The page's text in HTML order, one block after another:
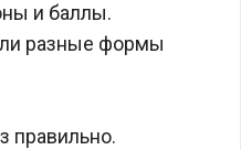
и баллы.
разные формы
правильно.